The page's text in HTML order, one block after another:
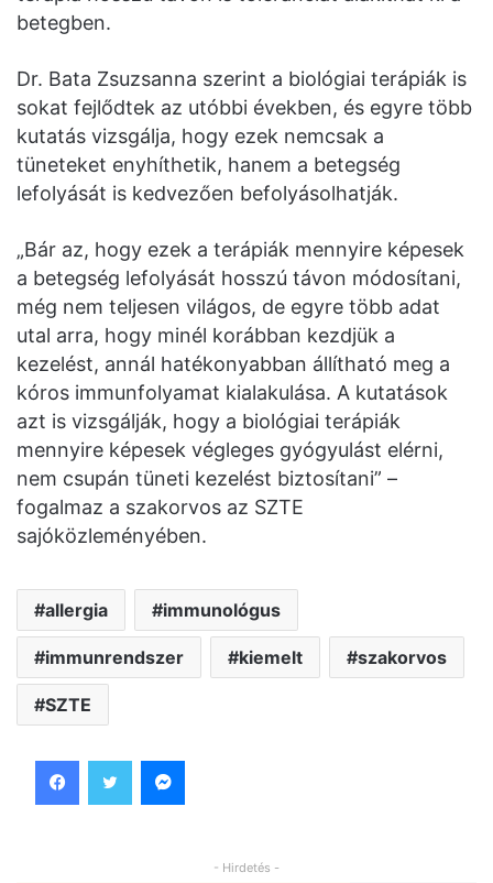
betegben.
Dr. Bata Zsuzsanna szerint a biológiai terápiák is
sokat fejlődtek az utóbbi években, és egyre több
kutatás vizsgálja, hogy ezek nemcsak a
tüneteket enyhíthetik, hanem a betegség
lefolyását is kedvezően befolyásolhatják.
„Bár az, hogy ezek a terápiák mennyire képesek
a betegség lefolyását hosszú távon módosítani,
még nem teljesen világos, de egyre több adat
utal arra, hogy minél korábban kezdjük a
kezelést, annál hatékonyabban állítható meg a
kóros immunfolyamat kialakulása. A kutatások
azt is vizsgálják, hogy a biológiai terápiák
mennyire képesek végleges gyógyulást elérni,
nem csupán tüneti kezelést biztosítani” –
fogalmaz a szakorvos az SZTE
sajóközleményében.
allergia immunológus
immunrendszer kiemelt szakorvos
SZTE
- Hirdetés -